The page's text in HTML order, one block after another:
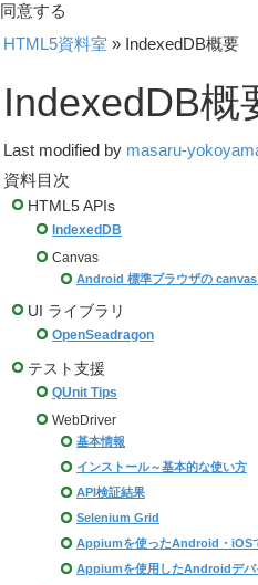
同意する
HTML5資料室 » IndexedDB概要
IndexedDB概
Last modified by masaru-
資料目次
HTML5 APIs
IndexedDB
Canvas
Android 標準ブラウザの canvas
UI ライブラリ
OpenSeadragon
テスト支援
QUnit Tips
WebDriver
基本情報
インストール～基本的な使い方
API検証結果
Selenium Grid
Appiumを使ったAndroid・iOS
Appiumを使用したAndroidデバ